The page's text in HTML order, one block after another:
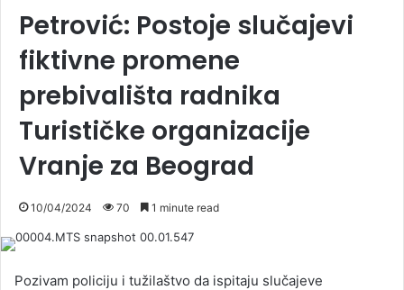
Petrović: Postoje slučajevi
fiktivne promene
prebivališta radnika
Turističke organizacije
Vranje za Beograd
10/04/2024 70 1 minute read
Pozivam policiju i tužilaštvo da ispitaju slučajeve